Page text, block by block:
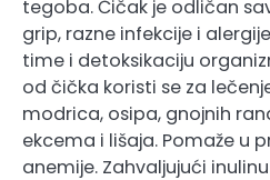
tegoba. Čičak je odličan
grip, razne infekcije i
time i detoksikaciju
od čička koristi se za
modrica, osipa, gnojnih
ekcema i lišaja. Pomaže u
anemije. Zahvaljujući